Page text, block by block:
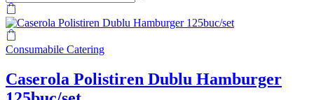
Consumabile Catering
Caserola Polistiren Dublu Hamburger